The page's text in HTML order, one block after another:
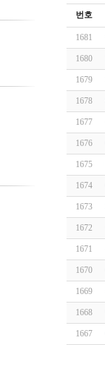
번호
1681
1680
1679
1678
1677
1676
1675
1674
1673
1672
1671
1670
1669
1668
1667